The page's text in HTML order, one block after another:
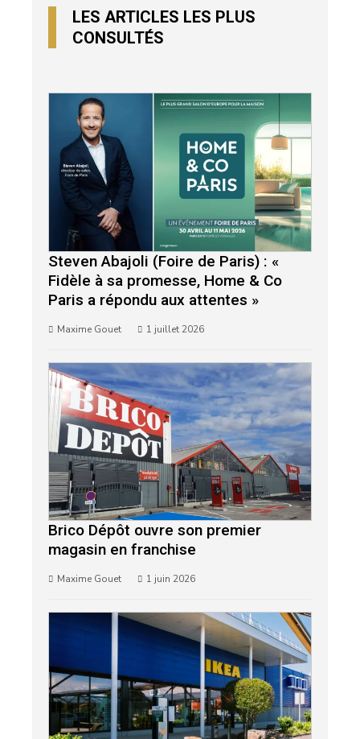
LES ARTICLES LES PLUS
CONSULTÉS
Steven Abajoli (Foire de Paris) : «
Fidèle à sa promesse, Home & Co
Paris a répondu aux attentes »
Maxime Gouet 1 juillet 2026
Brico Dépôt ouvre son premier
magasin en franchise
Maxime Gouet 1 juin 2026